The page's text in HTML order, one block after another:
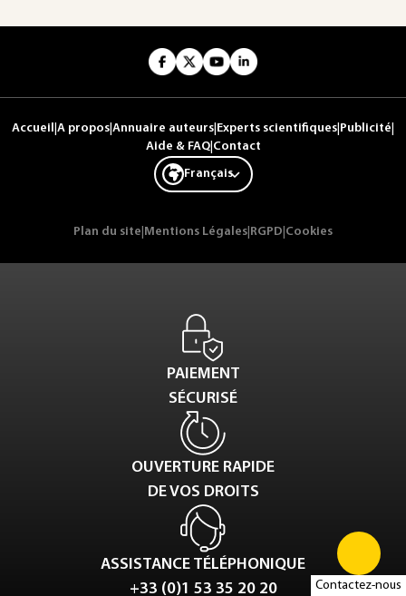
Contactez-nous
Accueil A propos Annuaire auteurs Experts scientifiques Publicité
Aide & FAQ| Contact
Français
Plan du site Mentions Légales RGPD Cookies
PAIEMENT
SÉCURISÉ
OUVERTURE RAPIDE
DE VOS DROITS
ASSISTANCE TÉLÉPHONIQUE
+33 (0)1 53 35 20 20